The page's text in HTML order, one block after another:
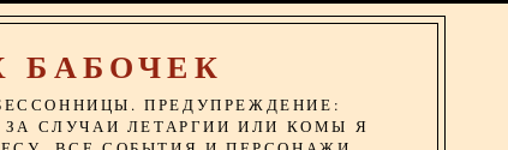
БАБОЧЕК
ПРЕДУПРЕЖДЕНИЕ:
СЛУЧАИ ЛЕТАРГИИ ИЛИ КОМЫ Я